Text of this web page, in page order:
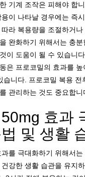
기계 조작은 피해야 합
이 나타날 경우에는 즉
라 복용량을 조절하거
완화하기 위해서는 충분
이 도움이 될 수 있습니
은 프로코밀의 효과를
습니다. 프로코밀 복용 전
관리하는 것도 중요합니
효과
및 생활
를 극대화하기 위해서
강한 생활 습관을 유지